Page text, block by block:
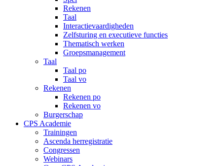
Rekenen
Taal
Interactievaardigheden
Zelfsturing en executieve functies
Thematisch werken
Groepsmanagement
Taal
Taal po
Taal vo
Rekenen
Rekenen po
Rekenen vo
Burgerschap
CPS Academie
Trainingen
Ascenda herregistratie
Congressen
Webinars